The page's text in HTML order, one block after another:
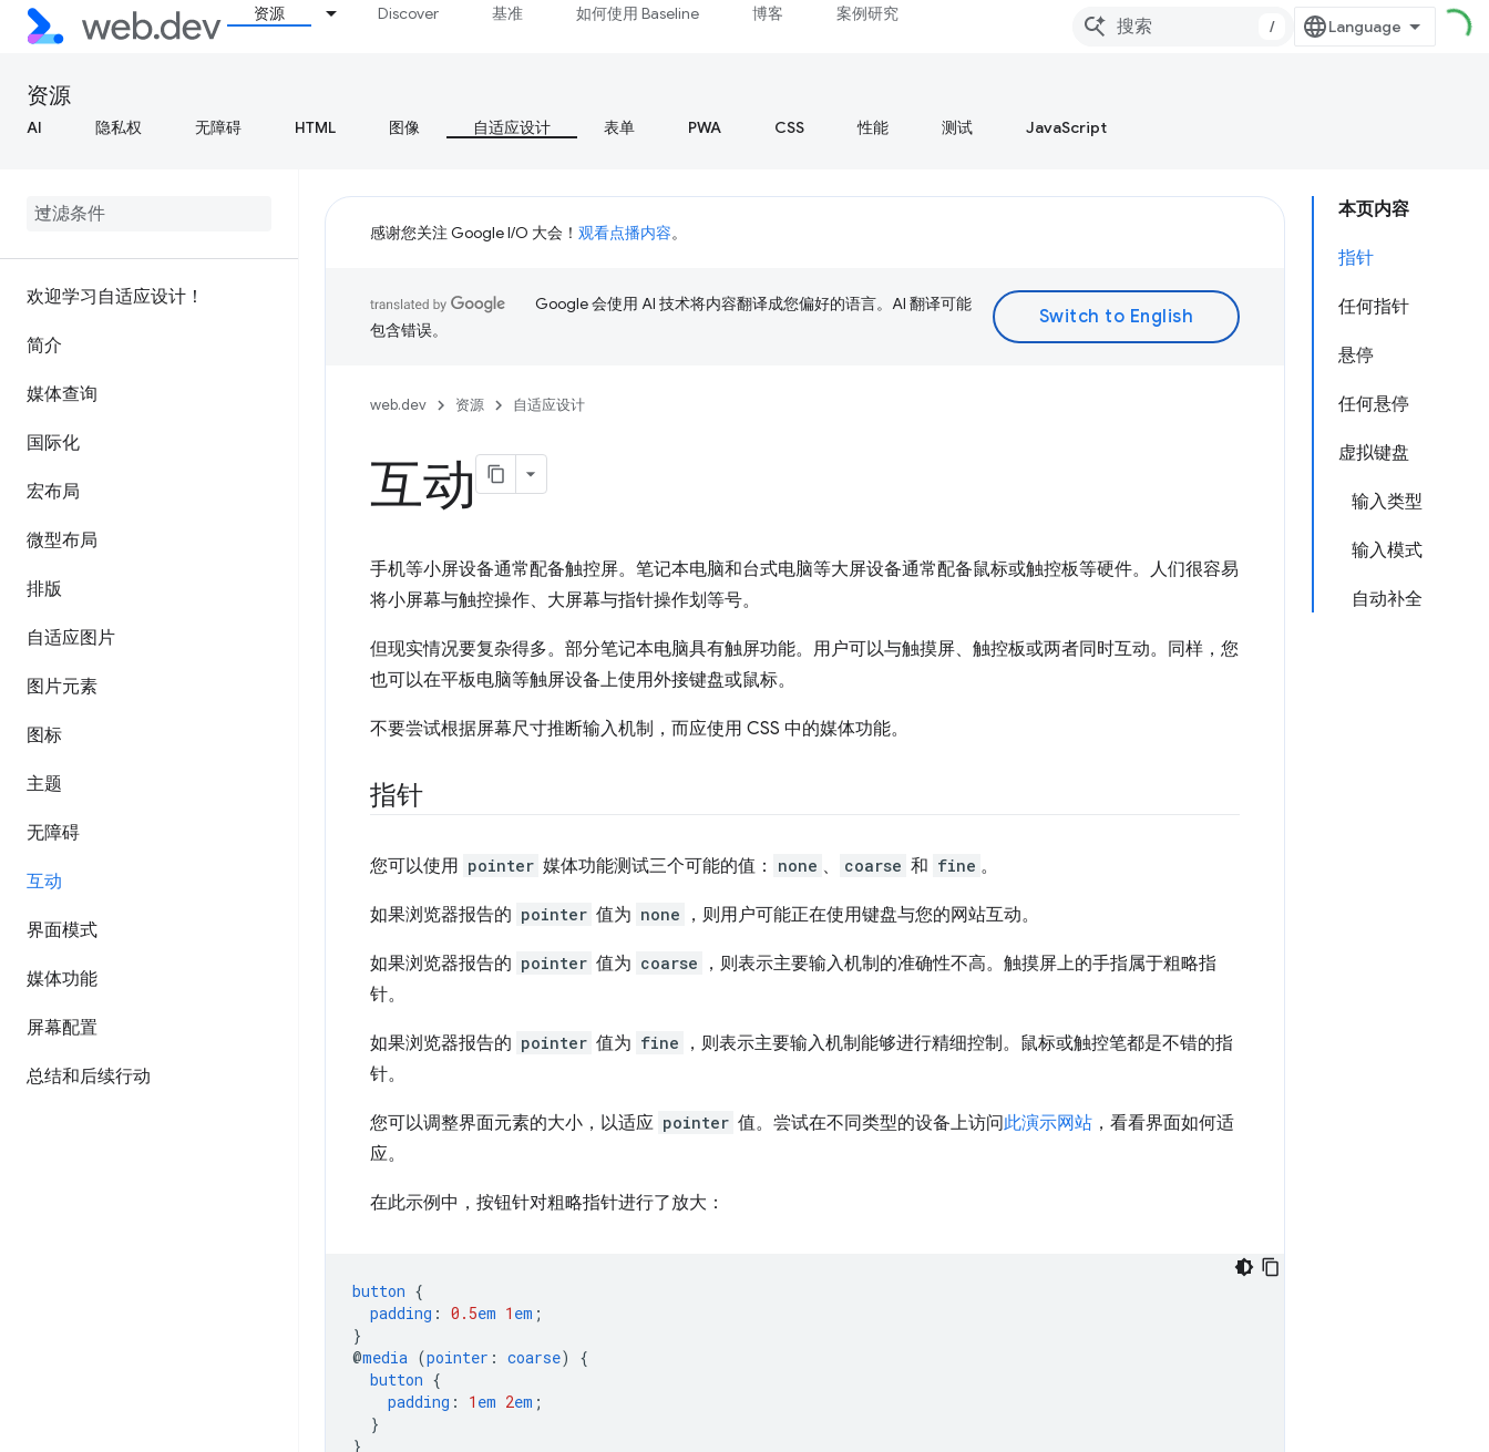
资源 Discover 基准 如何使用 Baseline 博客 案例研究
/
资源
AI 隐私权 无障碍 HTML 图像 自适应设计 表单 PWA CSS 性能 测试 JavaScript
欢迎学习自适应设计！
简介
媒体查询
国际化
宏布局
微型布局
排版
自适应图片
图片元素
图标
主题
无障碍
互动
界面模式
媒体功能
屏幕配置
总结和后续行动
本页内容
指针
任何指针
悬停
任何悬停
虚拟键盘
输入类型
输入模式
自动补全
感谢您关注 Google I/O 大会！ 观看点播内容。
Google 会使用 AI 技术将内容翻译成您偏好的语言。AI 翻译可能
包含错误。
web.dev 资源 自适应设计
互动
手机等小屏设备通常配备触控屏。笔记本电脑和台式电脑等大屏设备通常配备鼠标或触控板等硬件。人们很容易
将小屏幕与触控操作、大屏幕与指针操作划等号。
但现实情况要复杂得多。部分笔记本电脑具有触屏功能。用户可以与触摸屏、触控板或两者同时互动。同样，您
也可以在平板电脑等触屏设备上使用外接键盘或鼠标。
不要尝试根据屏幕尺寸推断输入机制，而应使用 CSS 中的媒体功能。
指针
您可以使用 pointer 媒体功能测试三个可能的值： none 、 coarse 和 fine 。
如果浏览器报告的 pointer 值为 none ，则用户可能正在使用键盘与您的网站互动。
如果浏览器报告的 pointer 值为 coarse
，则表示主要输入机制的准确性不高。触摸屏上的手指属于粗略指
针。
如果浏览器报告的 pointer 值为 fine
，则表示主要输入机制能够进行精细控制。鼠标或触控笔都是不错的指
针。
您可以调整界面元素的大小，以适应 pointer 值。尝试在不同类型的设备上访问此演示网站 ，看看界面如何适
应。
在此示例中，按钮针对粗略指针进行了放大：
button {
padding : 0.5em 1 em ;
}
@media (pointer : coarse)
{
button {
padding : 1 em 2em ;
}
}